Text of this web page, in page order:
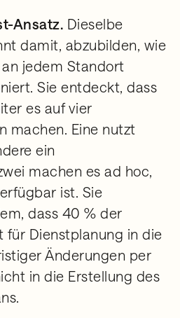
Ansatz. Dieselbe
damit, abzubilden, wie
jedem Standort
Sie entdeckt, dass
es auf vier
machen. Eine nutzt
ein
machen es ad hoc,
ist. Sie
dass 40 % der
für Dienstplanung in die
Änderungen per
in die Erstellung des